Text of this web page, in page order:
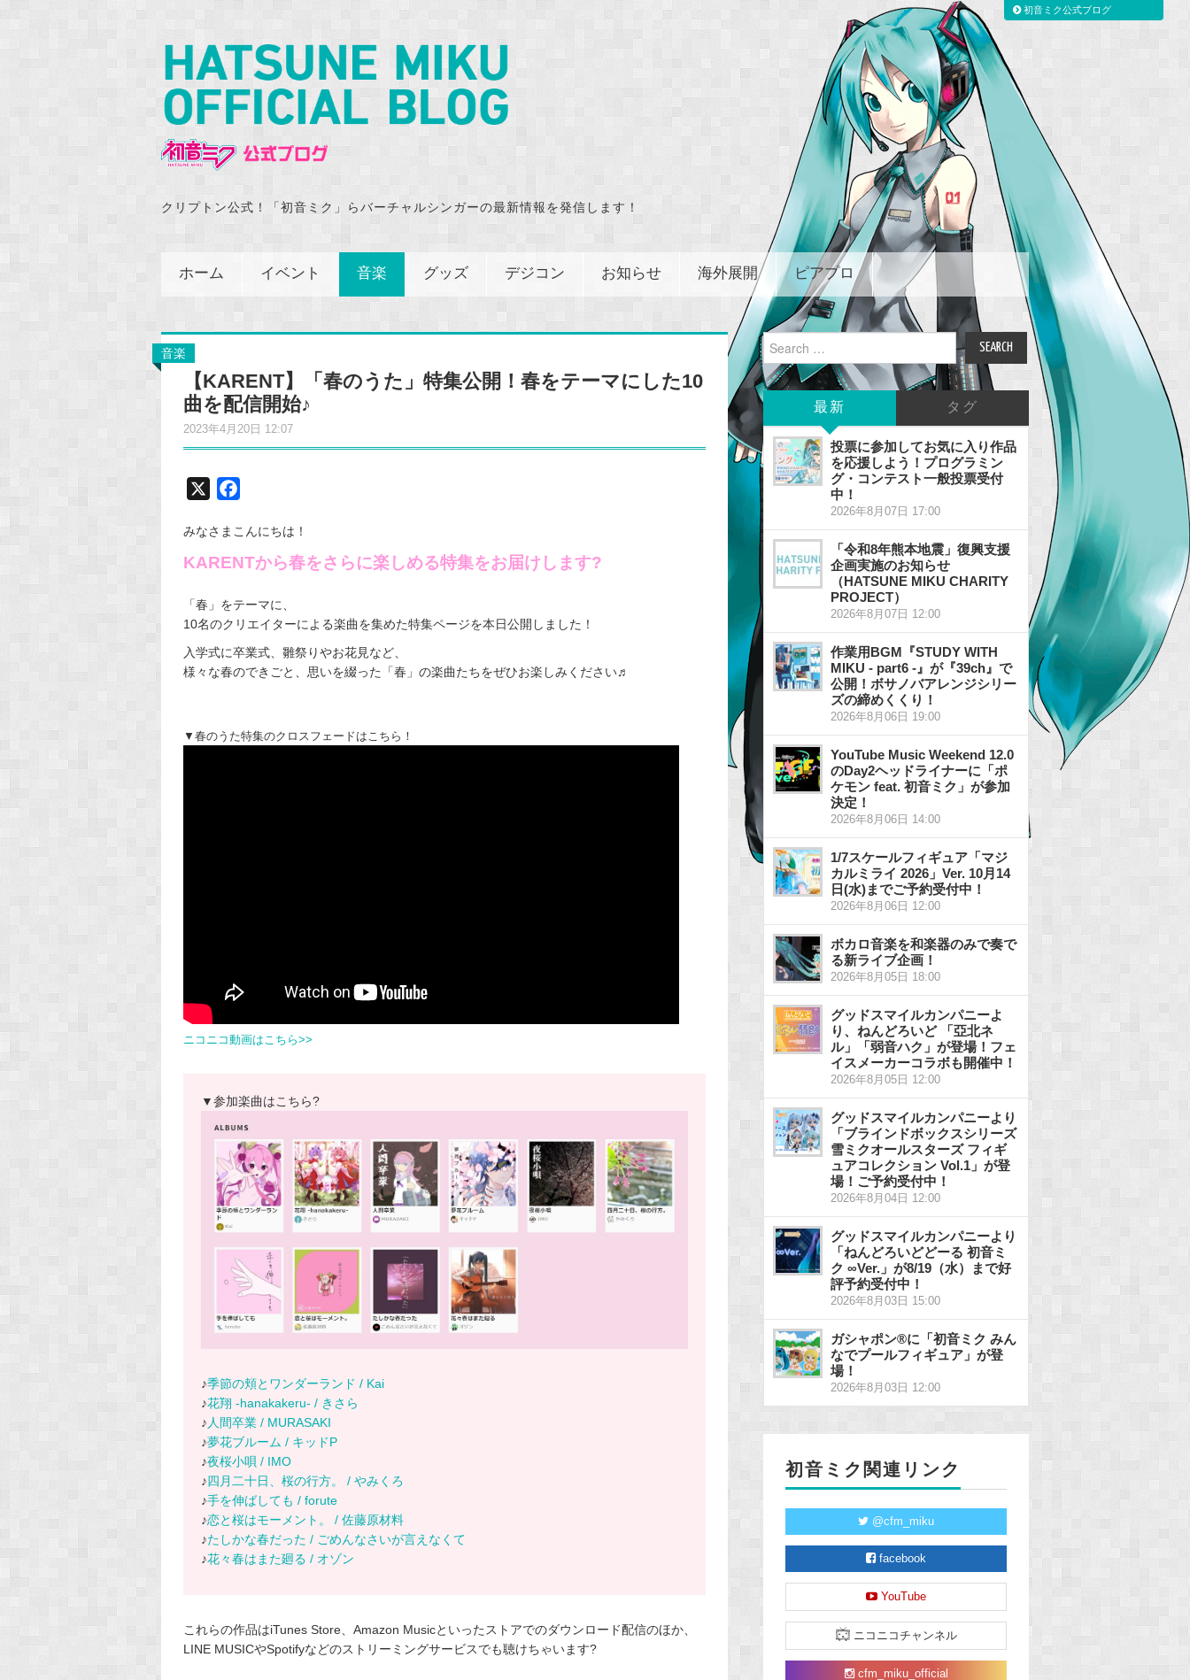
クリプトン公式！「初音ミク」らバーチャルシンガーの最新情報を発信します！
ホーム イベント 音楽 グッズ デジコン お知らせ 海外展開 ピアプロ
音楽
【KARENT】「春のうた」特集公開！春をテーマにした10
曲を配信開始♪
2023年4月20日 12:07
c
e
o
o
k
みなさまこんにちは！
KARENTから春をさらに楽しめる特集をお届けします?
「春」をテーマに、
10名のクリエイターによる楽曲を集めた特集ページを本日公開しました！
入学式に卒業式、雛祭りやお花見など、
様々な春のできごと、思いを綴った「春」の楽曲たちをぜひお楽しみください♬
▼春のうた特集のクロスフェードはこちら！
ニコニコ動画はこちら>>
▼参加楽曲はこちら?
♪季節の頬とワンダーランド / Kai
♪花翔 -hanakakeru- / きさら
♪人間卒業 / MURASAKI
♪夢花ブルーム / キッドP
♪夜桜小唄 / IMO
♪四月二十日、桜の行方。 / やみくろ
♪手を伸ばしても / forute
♪恋と桜はモーメント。 / 佐藤原材料
♪たしかな春だった / ごめんなさいが言えなくて
♪花々春はまた廻る / オゾン
これらの作品はiTunes Store、Amazon Musicといったストアでのダウンロード配信のほか、
LINE MUSICやSpotifyなどのストリーミングサービスでも聴けちゃいます?
Search
for:
最新 タグ
投票に参加してお気に入り作品
を応援しよう！プログラミン
グ・コンテスト一般投票受付
中！
2026年8月07日 17:00
「令和8年熊本地震」復興支援
企画実施のお知らせ
（HATSUNE MIKU CHARITY
PROJECT）
2026年8月07日 12:00
作業用BGM『STUDY WITH
MIKU - part6 -』が『39ch』で
公開！ボサノバアレンジシリー
ズの締めくくり！
2026年8月06日 19:00
YouTube Music Weekend 12.0
のDay2ヘッドライナーに「ポ
ケモン feat. 初音ミク」が参加
決定！
2026年8月06日 14:00
1/7スケールフィギュア「マジ
カルミライ 2026」Ver. 10月14
日(水)までご予約受付中！
2026年8月06日 12:00
ボカロ音楽を和楽器のみで奏で
る新ライブ企画！
2026年8月05日 18:00
グッドスマイルカンパニーよ
り、ねんどろいど 「亞北ネ
ル」「弱音ハク」が登場！フェ
イスメーカーコラボも開催中！
2026年8月05日 12:00
グッドスマイルカンパニーより
「ブラインドボックスシリーズ
雪ミクオールスターズ フィギ
ュアコレクション Vol.1」が登
場！ご予約受付中！
2026年8月04日 12:00
グッドスマイルカンパニーより
「ねんどろいどどーる 初音ミ
ク ∞Ver.」が8/19（水）まで好
評予約受付中！
2026年8月03日 15:00
ガシャポン®に「初音ミク みん
なでプールフィギュア」が登
場！
2026年8月03日 12:00
初音ミク関連リンク
@cfm_miku
facebook
YouTube
ニコニコチャンネル
cfm_miku_official
初音ミク公式ブログ